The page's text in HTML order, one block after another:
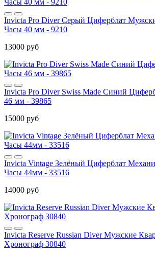
Invicta Pro Diver Серый Циферблат
Часы 40 мм - 9210
13000 руб
Invicta Pro Diver Swiss Made Синий
46 мм - 39865
15000 руб
Invicta Vintage Зелёный Циферблат
Часы 44мм - 33516
14000 руб
Invicta Reserve Russian Diver Мужские
Хронограф 30840